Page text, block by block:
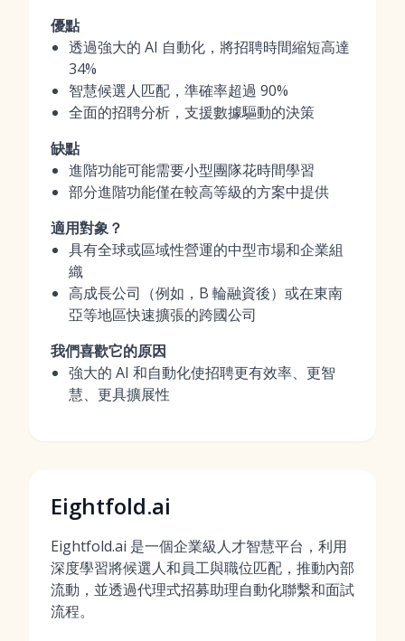
優點
透過強大的 AI 自動化，將招聘時間縮短高達
34%
智慧候選人匹配，準確率超過 90%
全面的招聘分析，支援數據驅動的決策
缺點
進階功能可能需要小型團隊花時間學習
部分進階功能僅在較高等級的方案中提供
適用對象？
具有全球或區域性營運的中型市場和企業組
織
高成長公司（例如，B 輪融資後）或在東南
亞等地區快速擴張的跨國公司
我們喜歡它的原因
強大的 AI 和自動化使招聘更有效率、更智
慧、更具擴展性
Eightfold.ai
Eightfold.ai 是一個企業級人才智慧平台，利用
深度學習將候選人和員工與職位匹配，推動內部
流動，並透過代理式招募助理自動化聯繫和面試
流程。